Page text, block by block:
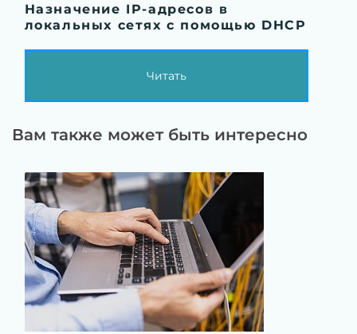
Назначение IP-адресов в
локальных сетях с помощью DHCP
Читать
Вам также может быть интересно